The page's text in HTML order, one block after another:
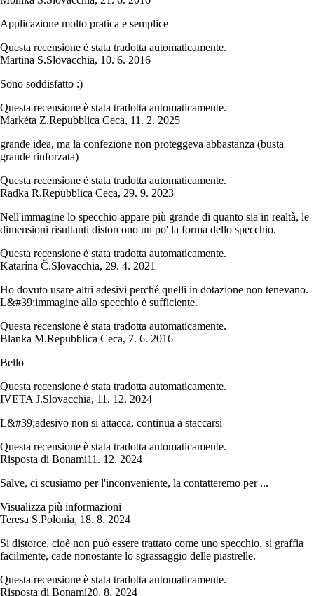
Applicazione molto pratica e semplice
Questa recensione è stata tradotta automaticamente.
Martina S.Slovacchia, 10. 6. 2016
Sono soddisfatto :)
Questa recensione è stata tradotta automaticamente.
Markéta Z.Repubblica Ceca, 11. 2. 2025
grande idea, ma la confezione non proteggeva abbastanza (busta
grande rinforzata)
Questa recensione è stata tradotta automaticamente.
Radka R.Repubblica Ceca, 29. 9. 2023
Nell'immagine lo specchio appare più grande di quanto sia in realtà, le
dimensioni risultanti distorcono un po' la forma dello specchio.
Questa recensione è stata tradotta automaticamente.
Katarína Č.Slovacchia, 29. 4. 2021
Ho dovuto usare altri adesivi perché quelli in dotazione non tenevano.
L&#39;immagine allo specchio è sufficiente.
Questa recensione è stata tradotta automaticamente.
Blanka M.Repubblica Ceca, 7. 6. 2016
Bello
Questa recensione è stata tradotta automaticamente.
IVETA J.Slovacchia, 11. 12. 2024
L&#39;adesivo non si attacca, continua a staccarsi
Questa recensione è stata tradotta automaticamente.
Risposta di Bonami11. 12. 2024
Salve, ci scusiamo per l'inconveniente, la contatteremo per ...
Visualizza più informazioni
Teresa S.Polonia, 18. 8. 2024
Si distorce, cioè non può essere trattato come uno specchio, si graffia
facilmente, cade nonostante lo sgrassaggio delle piastrelle.
Questa recensione è stata tradotta automaticamente.
Risposta di Bonami20. 8. 2024